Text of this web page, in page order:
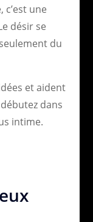
c’est une
désir se
du
et aident
dans
intime.